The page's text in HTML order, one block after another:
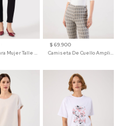
Leggigs Para Mujer Talle Alto Liso
$ 69.900
Camiseta De Cuello Amplio Y Manga 3/4 Para Mujer